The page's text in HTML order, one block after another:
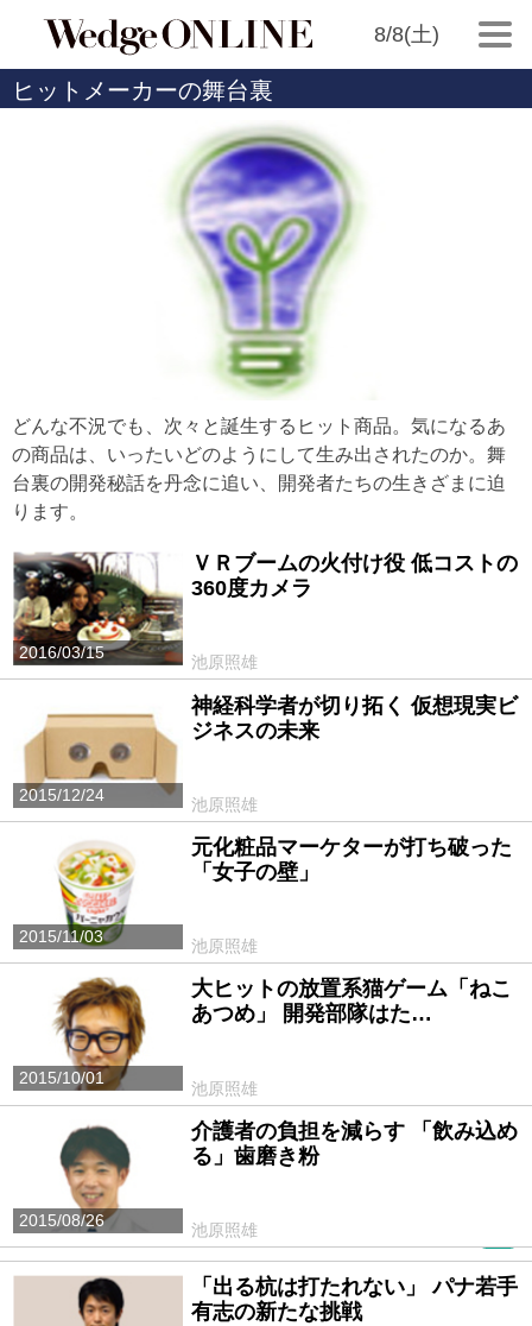
8/8(土)
ヒットメーカーの舞台裏
どんな不況でも、次々と誕生するヒット商品。気になるあ
の商品は、いったいどのようにして生み出されたのか。舞
台裏の開発秘話を丹念に追い、開発者たちの生きざまに迫
ります。
2016/03/15
ＶＲブームの火付け役 低コストの
360度カメラ
池原照雄
2015/12/24
神経科学者が切り拓く 仮想現実ビ
ジネスの未来
池原照雄
2015/11/03
元化粧品マーケターが打ち破った
「女子の壁」
池原照雄
2015/10/01
大ヒットの放置系猫ゲーム「ねこ
あつめ」 開発部隊はた…
池原照雄
2015/08/26
介護者の負担を減らす 「飲み込め
る」歯磨き粉
池原照雄
「出る杭は打たれない」 パナ若手
有志の新たな挑戦